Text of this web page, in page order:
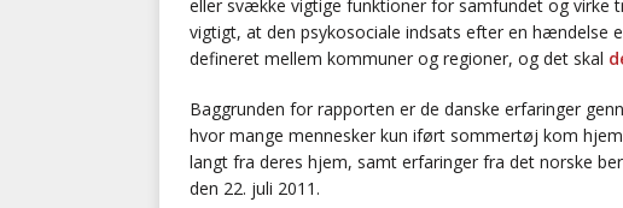
eller svække vigtige funktioner for samfundet og virke
vigtigt, at den psykosociale indsats efter en hændelse
defineret mellem kommuner og regioner, og det skal
Baggrunden for rapporten er de danske erfaringer
hvor mange mennesker kun iført sommertøj kom
langt fra deres hjem, samt erfaringer fra det norske
den 22. juli 2011.